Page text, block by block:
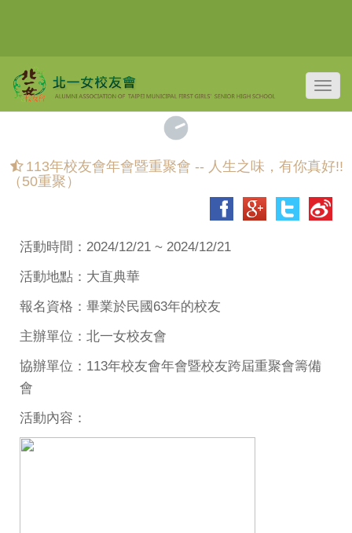
113年校友會年會暨重聚會 -- 人生之味，有你真好!!
（50重聚）
活動時間：2024/12/21 ~ 2024/12/21
活動地點：大直典華
報名資格：畢業於民國63年的校友
主辦單位：北一女校友會
協辦單位：113年校友會年會暨校友跨屆重聚會籌備
會
活動內容：